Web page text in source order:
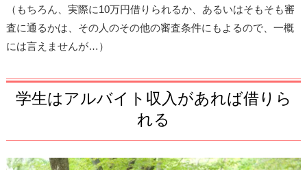
（もちろん、実際に10万円借りられるか、あるいはそもそも審
査に通るかは、その人のその他の審査条件にもよるので、一概
には言えませんが…）
学生はアルバイト収入があれば借りら
れる